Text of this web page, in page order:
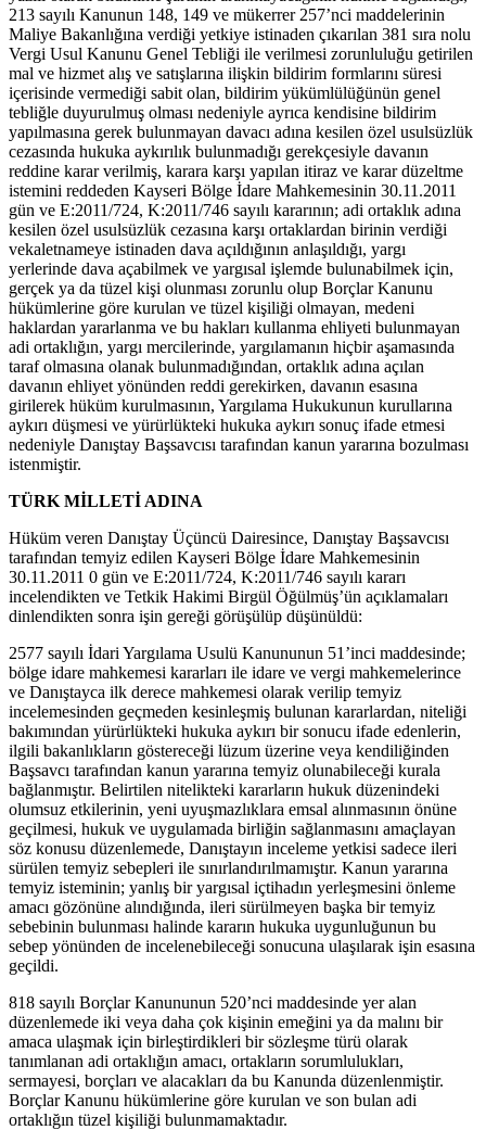
213 sayılı Kanunun 148, 149 ve mükerrer 257’nci maddelerinin
Maliye Bakanlığına verdiği yetkiye istinaden çıkarılan 381 sıra nolu
Vergi Usul Kanunu Genel Tebliği ile verilmesi zorunluluğu getirilen
mal ve hizmet alış ve satışlarına ilişkin bildirim formlarını süresi
içerisinde vermediği sabit olan, bildirim yükümlülüğünün genel
tebliğle duyurulmuş olması nedeniyle ayrıca kendisine bildirim
yapılmasına gerek bulunmayan davacı adına kesilen özel usulsüzlük
cezasında hukuka aykırılık bulunmadığı gerekçesiyle davanın
reddine karar verilmiş, karara karşı yapılan itiraz ve karar düzeltme
istemini reddeden Kayseri Bölge İdare Mahkemesinin 30.11.2011
gün ve E:2011/724, K:2011/746 sayılı kararının; adi ortaklık adına
kesilen özel usulsüzlük cezasına karşı ortaklardan birinin verdiği
vekaletnameye istinaden dava açıldığının anlaşıldığı, yargı
yerlerinde dava açabilmek ve yargısal işlemde bulunabilmek için,
gerçek ya da tüzel kişi olunması zorunlu olup Borçlar Kanunu
hükümlerine göre kurulan ve tüzel kişiliği olmayan, medeni
haklardan yararlanma ve bu hakları kullanma ehliyeti bulunmayan
adi ortaklığın, yargı mercilerinde, yargılamanın hiçbir aşamasında
taraf olmasına olanak bulunmadığından, ortaklık adına açılan
davanın ehliyet yönünden reddi gerekirken, davanın esasına
girilerek hüküm kurulmasının, Yargılama Hukukunun kurullarına
aykırı düşmesi ve yürürlükteki hukuka aykırı sonuç ifade etmesi
nedeniyle Danıştay Başsavcısı tarafından kanun yararına bozulması
istenmiştir.
TÜRK MİLLETİ ADINA
Hüküm veren Danıştay Üçüncü Dairesince, Danıştay Başsavcısı
tarafından temyiz edilen Kayseri Bölge İdare Mahkemesinin
30.11.2011 0 gün ve E:2011/724, K:2011/746 sayılı kararı
incelendikten ve Tetkik Hakimi Birgül Öğülmüş’ün açıklamaları
dinlendikten sonra işin gereği görüşülüp düşünüldü:
2577 sayılı İdari Yargılama Usulü Kanununun 51’inci maddesinde;
bölge idare mahkemesi kararları ile idare ve vergi mahkemelerince
ve Danıştayca ilk derece mahkemesi olarak verilip temyiz
incelemesinden geçmeden kesinleşmiş bulunan kararlardan, niteliği
bakımından yürürlükteki hukuka aykırı bir sonucu ifade edenlerin,
ilgili bakanlıkların göstereceği lüzum üzerine veya kendiliğinden
Başsavcı tarafından kanun yararına temyiz olunabileceği kurala
bağlanmıştır. Belirtilen nitelikteki kararların hukuk düzenindeki
olumsuz etkilerinin, yeni uyuşmazlıklara emsal alınmasının önüne
geçilmesi, hukuk ve uygulamada birliğin sağlanmasını amaçlayan
söz konusu düzenlemede, Danıştayın inceleme yetkisi sadece ileri
sürülen temyiz sebepleri ile sınırlandırılmamıştır. Kanun yararına
temyiz isteminin; yanlış bir yargısal içtihadın yerleşmesini önleme
amacı gözönüne alındığında, ileri sürülmeyen başka bir temyiz
sebebinin bulunması halinde kararın hukuka uygunluğunun bu
sebep yönünden de incelenebileceği sonucuna ulaşılarak işin esasına
geçildi.
818 sayılı Borçlar Kanununun 520’nci maddesinde yer alan
düzenlemede iki veya daha çok kişinin emeğini ya da malını bir
amaca ulaşmak için birleştirdikleri bir sözleşme türü olarak
tanımlanan adi ortaklığın amacı, ortakların sorumlulukları,
sermayesi, borçları ve alacakları da bu Kanunda düzenlenmiştir.
Borçlar Kanunu hükümlerine göre kurulan ve son bulan adi
ortaklığın tüzel kişiliği bulunmamaktadır.